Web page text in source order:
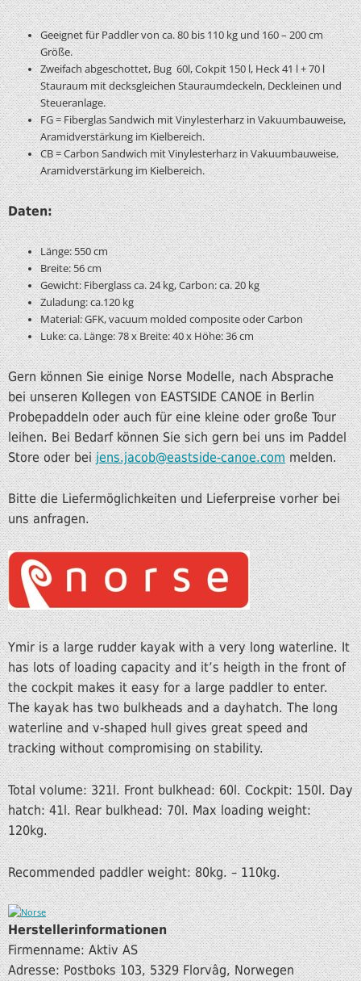
Geeignet für Paddler von ca. 80 bis 110 kg und 160 – 200 cm
Größe.
Zweifach abgeschottet, Bug 60l, Cokpit 150 l, Heck 41 l + 70 l
Stauraum mit decksgleichen Stauraumdeckeln, Deckleinen und
Steueranlage.
FG = Fiberglas Sandwich mit Vinylesterharz in Vakuumbauweise,
Aramidverstärkung im Kielbereich.
CB = Carbon Sandwich mit Vinylesterharz in Vakuumbauweise,
Aramidverstärkung im Kielbereich.
Daten:
Länge: 550 cm
Breite: 56 cm
Gewicht: Fiberglass ca. 24 kg, Carbon: ca. 20 kg
Zuladung: ca.120 kg
Material: GFK, vacuum molded composite oder Carbon
Luke: ca. Länge: 78 x Breite: 40 x Höhe: 36 cm
Gern können Sie einige Norse Modelle, nach Absprache
bei unseren Kollegen von EASTSIDE CANOE in Berlin
Probepaddeln oder auch für eine kleine oder große Tour
leihen. Bei Bedarf können Sie sich gern bei uns im Paddel
Store oder beijens.jacob@eastside-canoe.commelden.
Bitte die Liefermöglichkeiten und Lieferpreise vorher bei
uns anfragen.
Ymir is a large rudder kayak with a very long waterline. It
has lots of loading capacity and it’s heigth in the front of
the cockpit makes it easy for a large paddler to enter.
The kayak has two bulkheads and a dayhatch. The long
waterline and v-shaped hull gives great speed and
tracking without compromising on stability.
Total volume: 321l. Front bulkhead: 60l. Cockpit: 150l. Day
hatch: 41l. Rear bulkhead: 70l. Max loading weight:
120kg.
Recommended paddler weight: 80kg. – 110kg.
Herstellerinformationen
Firmenname: Aktiv AS
Adresse: Postboks 103, 5329 Florvâg, Norwegen